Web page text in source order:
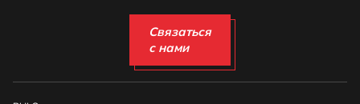
Связаться
с нами